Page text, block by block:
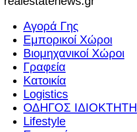
Αγορά Γης
Εμπορικοί Χώροι
Βιομηχανικοί Χώροι
Γραφεία
Κατοικία
Logistics
ΟΔΗΓΟΣ ΙΔΙΟΚΤΗΤΗ
Lifestyle